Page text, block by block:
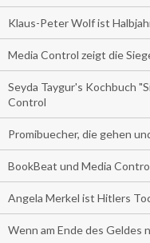
Klaus-Peter Wolf ist
Media Control zeigt die
Seyda Taygur's Kochbuch
Control
Promibuecher, die gehen
BookBeat und Media
Angela Merkel ist Hitlers
Wenn am Ende des Geldes